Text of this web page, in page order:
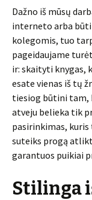
Dažno iš mūsų
interneto arba
kolegomis, tuo
pageidaujame
ir: skaityti knygas,
esate vienas iš tų
tiesiog būtini tam,
atveju belieka tik
pasirinkimas, kuris
suteiks progą
garantuos puikiai
Stilinga